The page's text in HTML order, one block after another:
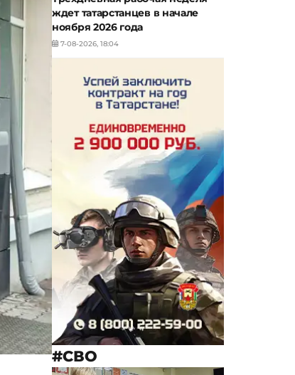
ждет татарстанцев в начале
ноября 2026 года
7-08-2026, 18:04
#СВО